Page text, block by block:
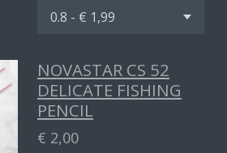
NOVASTAR CS 52
DELICATE FISHING
PENCIL
€ 2,00